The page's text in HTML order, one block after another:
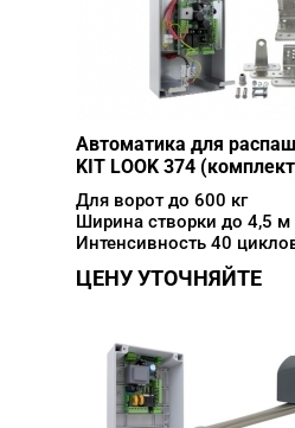
Автоматика для
KIT LOOK 374
Для ворот до 600 кг
Ширина створки до 4,5 м
Интенсивность 40
ЦЕНУ УТОЧНЯЙТЕ